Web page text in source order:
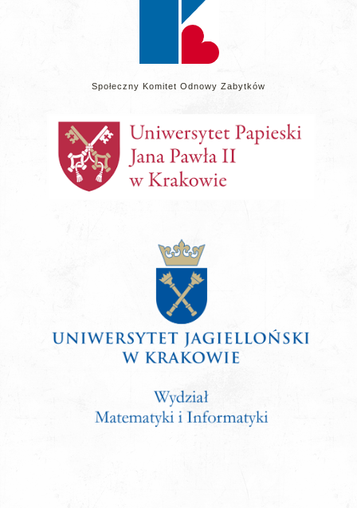
Społeczny Komitet Odnowy Zabytków